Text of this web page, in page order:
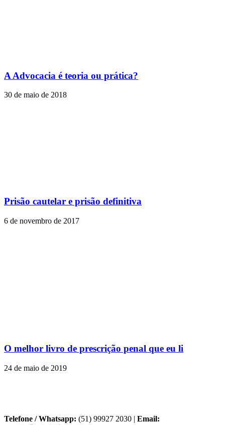
A Advocacia é teoria ou prática?
30 de maio de 2018
Prisão cautelar e prisão definitiva
6 de novembro de 2017
O melhor livro de prescrição penal que eu li
24 de maio de 2019
Telefone / Whatsapp: (51) 99927 2030 | Email: